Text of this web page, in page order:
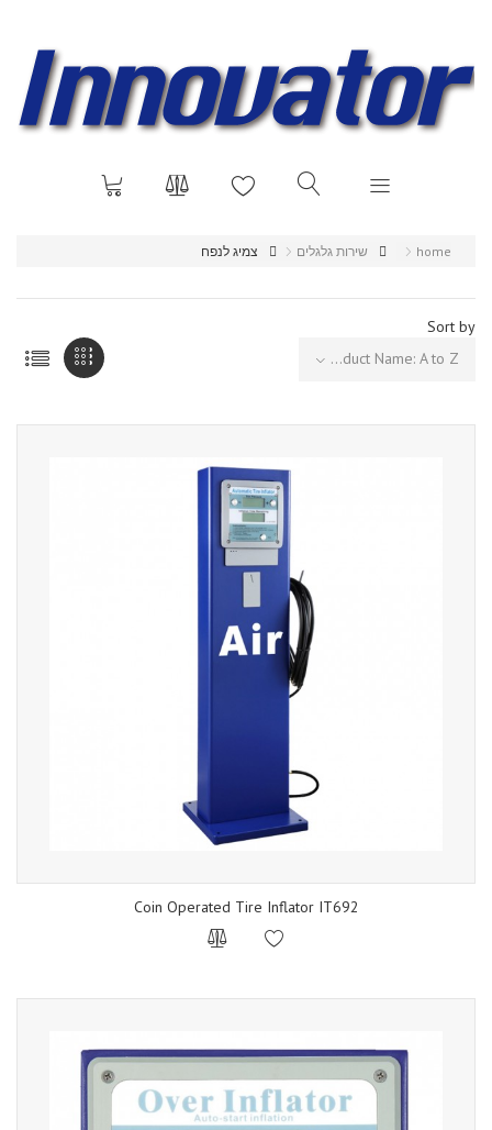
home שירות גלגלים צמיג לנפח
Sort by
Product Name: A to Z
Coin Operated Tire Inflator IT692